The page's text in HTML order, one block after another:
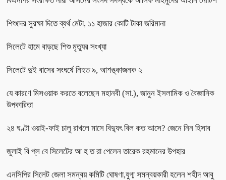
শিশুদের সুরক্ষা দিতে ব্যর্থ মেটা, ১১ হাজার কোটি টাকা জরিমানা
সিলেটে হামে বাড়ছে শিশু মৃত্যুর সংখ্যা
সিলেটে দুই বাসের সংঘর্ষে নিহত ৯, আশঙ্কাজনক ২
যে কারণে মিসওয়াক করতে বলেছেন মহানবী (সা.), জানুন ইসলামিক ও বৈজ্ঞানিক
উপকারিতা
২৪ ঘণ্টা ওয়াই-ফাই চালু রাখলে মাসে বিদ্যুৎ বিল কত আসে? জেনে নিন হিসাব
জুলাই বি প্ল বে সিলেটের আ হ ত রা পেলেন তারেক রহমানের উপহার
এনসিপির সিলেট জেলা সমন্বয় কমিটি ঘোষণা,যুগ্ম সমন্বয়কারী হলেন শহীদ আবু